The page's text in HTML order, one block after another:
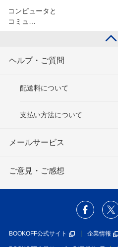
コンピュータと
コミュ…
ヘルプ・ご質問
配送料について
支払い方法について
メールサービス
ご意見・ご感想
BOOKOFF公式サイト 企業情報